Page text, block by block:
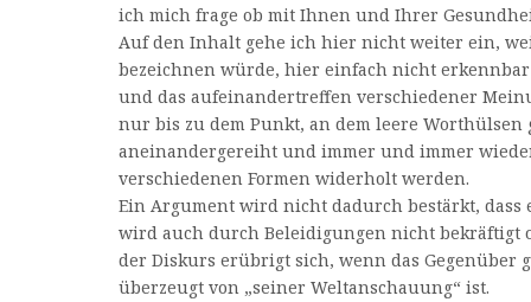
ich mich frage ob mit Ihnen und Ihrer
Auf den Inhalt gehe ich hier nicht weiter ein,
bezeichnen würde, hier einfach nicht
und das aufeinandertreffen verschiedener
nur bis zu dem Punkt, an dem leere Worthülsen
aneinandergereiht und immer und immer
verschiedenen Formen widerholt werden.
Ein Argument wird nicht dadurch bestärkt, dass
wird auch durch Beleidigungen nicht bekräftigt
der Diskurs erübrigt sich, wenn das Gegenüber
überzeugt von „seiner Weltanschauung“ ist.